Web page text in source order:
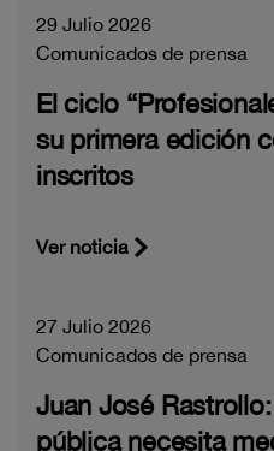
29 Julio 2026
Comunicados de prensa
El ciclo
su primera edición
inscritos
Ver noticia
27 Julio 2026
Comunicados de prensa
Juan José
pública necesita